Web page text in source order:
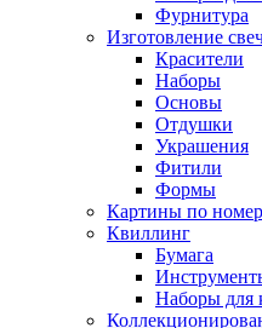
Фурнитура
Изготовление
Красители
Наборы
Основы
Отдушки
Украшения
Фитили
Формы
Картины по
Квиллинг
Бумага
Наборы для